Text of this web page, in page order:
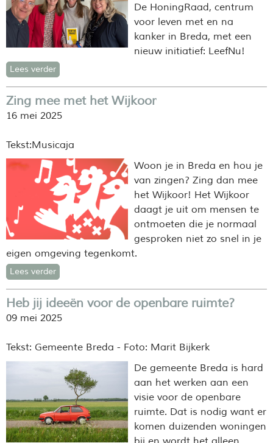
De HoningRaad, centrum
voor leven met en na
kanker in Breda, met een
nieuw initiatief: LeefNu!
Lees verder
Zing mee met het Wijkoor
16 mei 2025
Tekst:Musicaja
Woon je in Breda en hou je
van zingen? Zing dan mee
het Wijkoor! Het Wijkoor
daagt je uit om mensen te
ontmoeten die je normaal
gesproken niet zo snel in je
eigen omgeving tegenkomt.
Lees verder
Heb jij ideeën voor de openbare ruimte?
09 mei 2025
Tekst: Gemeente Breda - Foto: Marit Bijkerk
De gemeente Breda is hard
aan het werken aan een
visie voor de openbare
ruimte. Dat is nodig want er
komen duizenden woningen